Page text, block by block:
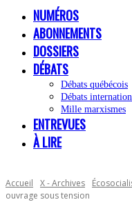
NUMÉROS
ABONNEMENTS
DOSSIERS
DÉBATS
Débats québécois
Débats
Mille marxismes
ENTREVUES
À LIRE
Accueil X - Archives
ouvrage sous tension